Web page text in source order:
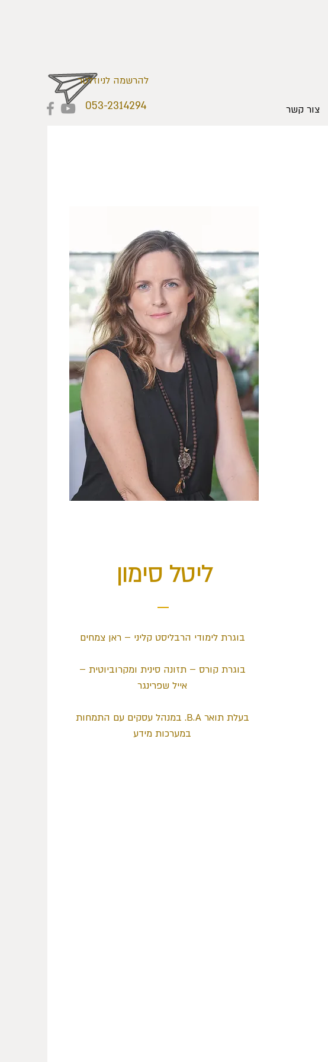
053-2314294
להרשמה לניוזלטר
צור קשר
ליטל סימון
בוגרת לימודי הרבליסט קליני – ראן צמחים
בוגרת קורס – תזונה סינית ומקרוביוטית –
אייל שפרינגר
בעלת תואר B.A. במנהל עסקים עם התמחות
במערכות מידע